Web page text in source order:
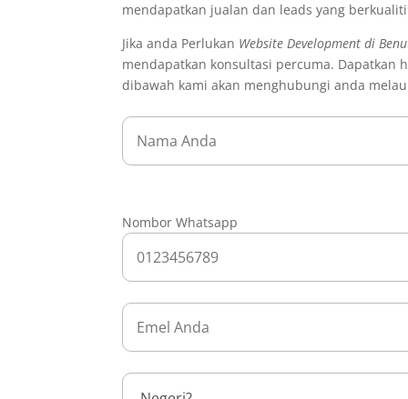
mendapatkan jualan dan leads yang
Jika anda Perlukan Website Development di
mendapatkan konsultasi percuma. Dapatkan
dibawah kami akan menghubungi anda
Nombor Whatsapp